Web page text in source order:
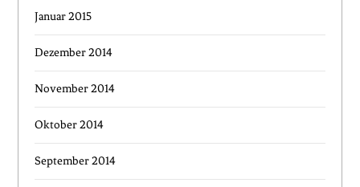
Januar 2015
Dezember 2014
November 2014
Oktober 2014
September 2014